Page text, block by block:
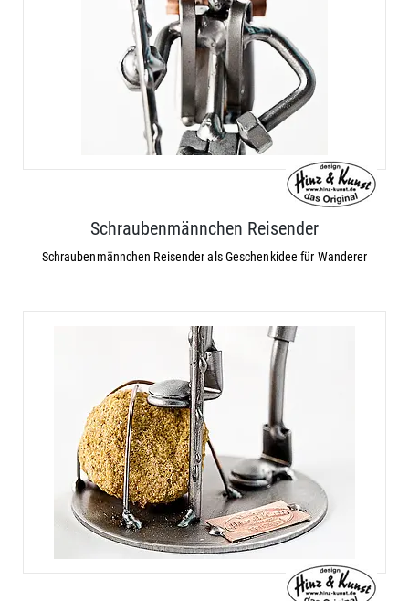
Schraubenmännchen Reisender
Schraubenmännchen Reisender als Geschenkidee für Wanderer